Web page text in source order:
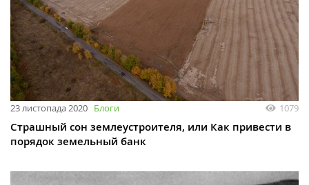
23 листопада 2020 Блоги 1079
Страшный сон землеустроителя, или Как привести в
порядок земельный банк